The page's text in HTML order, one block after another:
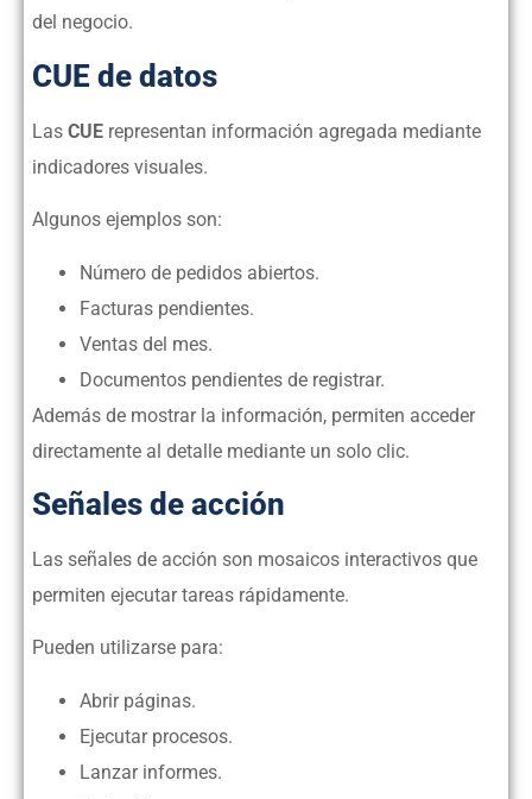
del negocio.
CUE de datos
Las CUE representan información agregada mediante
indicadores visuales.
Algunos ejemplos son:
Número de pedidos abiertos.
Facturas pendientes.
Ventas del mes.
Documentos pendientes de registrar.
Además de mostrar la información, permiten acceder
directamente al detalle mediante un solo clic.
Señales de acción
Las señales de acción son mosaicos interactivos que
permiten ejecutar tareas rápidamente.
Pueden utilizarse para:
Abrir páginas.
Ejecutar procesos.
Lanzar informes.